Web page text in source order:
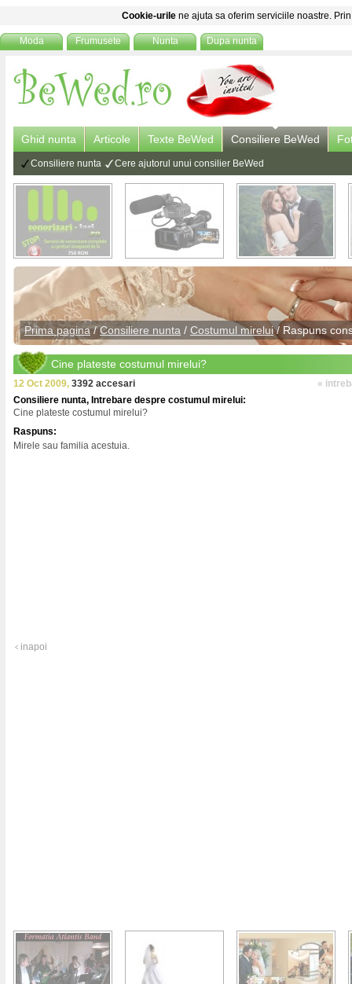
Cookie-urile ne ajuta sa oferim serviciile noastre.
Moda Frumusete Nunta Dupa nunta
Ghid nunta Articole Texte BeWed Consiliere BeWed
Consiliere nunta Cere ajutorul unui consilier BeWed
Prima pagina/Consiliere nunta / Costumul mirelui/ Raspuns
Cine plateste costumul mirelui?
12 Oct 2009, 3392 accesari
«
Consiliere nunta, Intrebare despre costumul mirelui:
Cine plateste costumul mirelui?
Raspuns:
Mirele sau familia acestuia.
inapoi